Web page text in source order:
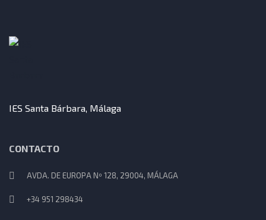
IES Santa Bárbara, Málaga
CONTACTO
AVDA. DE EUROPA Nº 128, 29004, MÁLAGA
+34 951 298434